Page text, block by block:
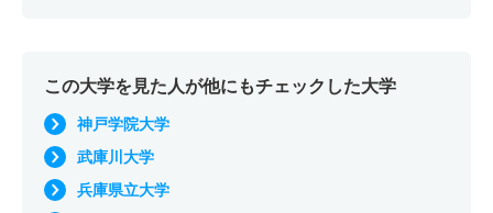
この大学を見た人が他にもチェックした大学
神戸学院大学
武庫川大学
兵庫県立大学